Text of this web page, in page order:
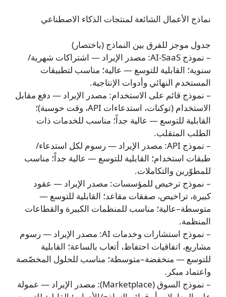
نماذج الأعمال الشائعة لمنتجات الذكاء الاصطناعي
جدول موجز للفرق بين النماذج (باختصار)
– نموذج AI-SaaS: مصدر الإيراد — اشتراكات شهرية/
سنوية؛ القابلية للتوسع — عالية؛ مناسب لتطبيقات
المستخدم النهائي وأدوات الإنتاجية.
– نموذج قائم على الاستخدام: مصدر الإيراد — دفع مقابل
الاستخدام (توكنات، استدعاءات API، وقت حوسبة)؛
القابلية للتوسع — عالية جداً؛ مناسب للخدمات ذات
الطلب المتقلب.
– نموذج API: مصدر الإيراد — رسوم لكل استدعاء/
طبقات استخدام؛ القابلية للتوسع — عالية جداً؛ مناسب
للمطوّرين والتكاملات.
– نموذج ترخيص للمؤسسات: مصدر الإيراد — عقود
كبيرة، تراخيص، صفقات مقاعد؛ القابلية للتوسع —
متوسطة–عالية؛ مناسب للمنظمات الكبيرة والقطاعات
المنظمة.
– نموذج استشارات وخدمات AI: مصدر الإيراد — رسوم
مشاريع، اتفاقيات احتفاظ، أتعاب بالساعة؛ القابلية
للتوسع — منخفضة–متوسطة؛ مناسب للحلول المخصّصة
واعتماد مبكر.
– نموذج السوق (Marketplace): مصدر الإيراد — عمولة